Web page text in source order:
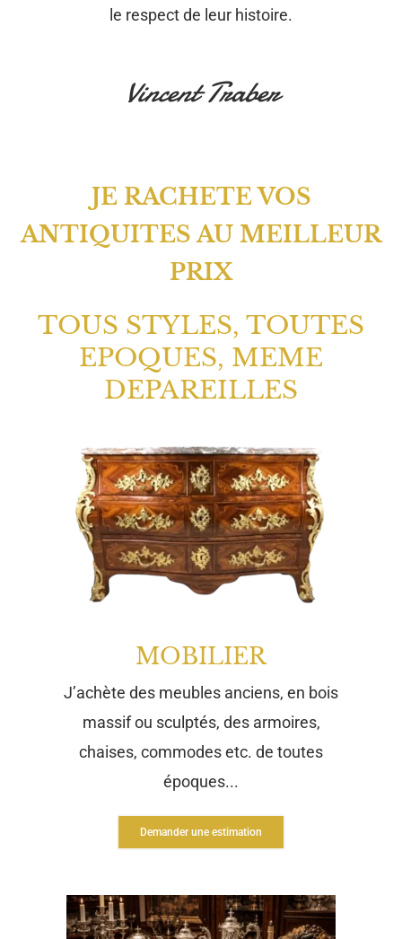
le respect de leur histoire.
Vincent Traber
JE RACHETE VOS
ANTIQUITES AU MEILLEUR
PRIX
TOUS STYLES, TOUTES
EPOQUES, MEME
DEPAREILLES
MOBILIER
J’achète des meubles anciens, en bois
massif ou sculptés, des armoires,
chaises, commodes etc. de toutes
époques...
Demander une estimation